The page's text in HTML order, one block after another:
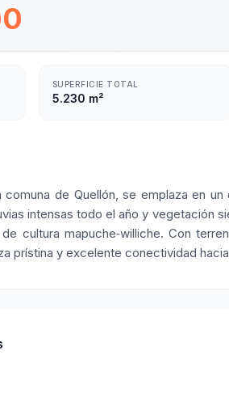
SUPERFICIE TOTAL
5.230 m²
de Quellón, se emplaza en
intensas todo el año y vegetación
cultura mapuche‑williche. Con
prístina y excelente conectividad